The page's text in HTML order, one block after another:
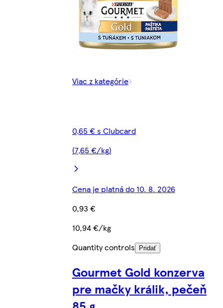
Viac z kategórie
0,65 € s Clubcard
(7,65 €/kg)
Cena je platná do 10. 8. 2026
0,93 €
10,94 €/kg
Quantity controls
Pridať
Gourmet Gold konzerva
pre mačky králik, pečeň